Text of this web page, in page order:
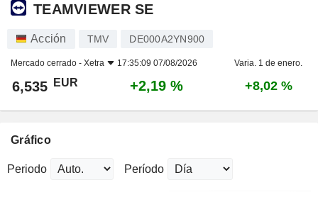
TEAMVIEWER SE
Acción TMV DE000A2YN900
Mercado cerrado - Xetra 17:35:09 07/08/2026 Varia. 1 de enero.
6,535 EUR +2,19 % +8,02 %
Gráfico
Periodo Período